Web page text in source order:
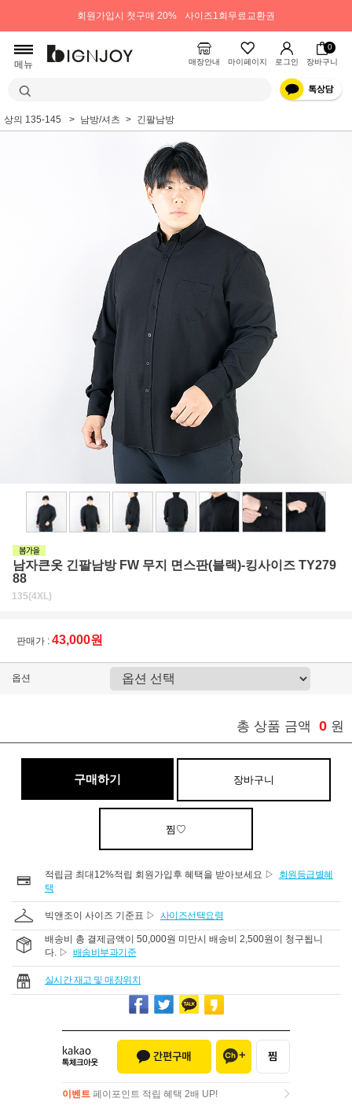
회원가입시 첫구매 20% 사이즈1회무료교환권
메뉴 매장안내 마이페이지 로그인
0
장바구니
상의 135-145 남방/셔츠 긴팔남방
남자큰옷 긴팔남방 FW 무지 면스판(블랙)-킹사이즈 TY279
88
135(4XL)
판매가 : 43,000원
옵션
총 상품 금액 0 원
구매하기 장바구니
찜♡
적립금 최대12%적립 회원가입후 혜택을 받아보세요 ▷
회원등급별혜
택
빅앤조이 사이즈 기준표 ▷ 사이즈선택요령
배송비 총 결제금액이 50,000원 미만시 배송비 2,500원이 청구됩니
다. ▷ 배송비부과기준
실시간 재고 및 매장위치
이벤트 페이포인트 적립 혜택 2배 UP!